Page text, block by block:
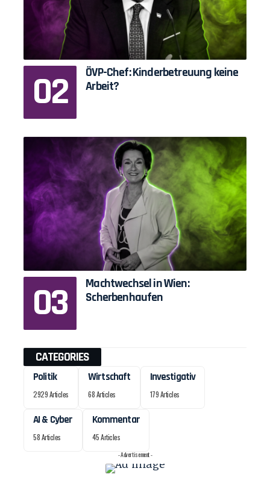
ÖVP-Chef: Kinderbetreuung keine
Arbeit?
Machtwechsel in Wien:
Scherbenhaufen
CATEGORIES
Politik
2929 Articles
Wirtschaft
68 Articles
Investigativ
179 Articles
AI & Cyber
58 Articles
Kommentar
45 Articles
- Advertisement -